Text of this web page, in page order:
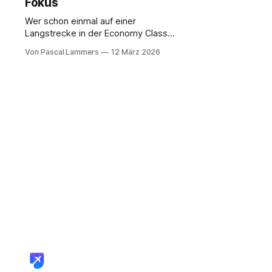
Wer schon einmal auf einer
Langstrecke in der Economy Class
bisschen mehr Komfort wäre jetzt
Von Pascal Lammers 12 März 2026